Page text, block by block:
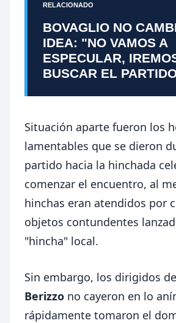
RELACIONADO
BOVAGLIO NO
IDEA: "NO VAMOS A
ESPECULAR,
BUSCAR EL
Situación aparte fueron los
lamentables que se dieron
partido hacia la hinchada
comenzar el encuentro, al
hinchas eran atendidos por
objetos contundentes
"hincha" local.
Sin embargo, los dirigidos de
Berizzo no cayeron en lo
rápidamente tomaron el